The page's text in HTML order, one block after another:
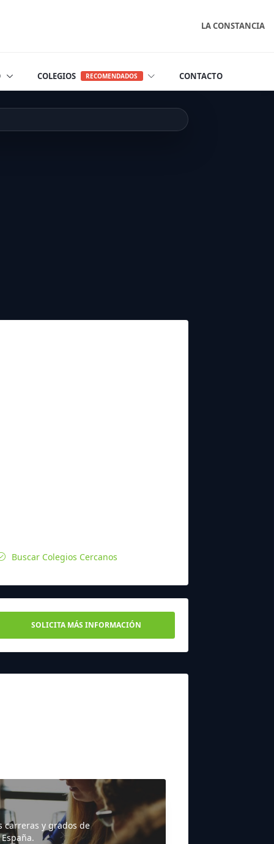
LA CONSTANCIA
COLEGIOS RECOMENDADOS CONTACTO
Buscar Colegios Cercanos
SOLICITA MÁS INFORMACIÓN
carreras y grados de